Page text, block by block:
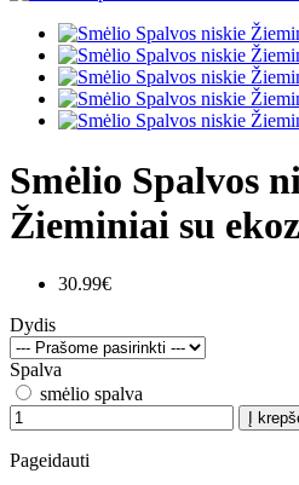
Smėlio Spalvos
Žieminiai su
30.99€
Dydis
Spalva
smėlio spalva
Į
Pageidauti